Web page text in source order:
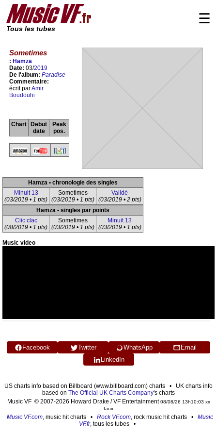
Tous les tubes
☰
Sometimes
: Hamza
Date: 03/2019
De l'album: Paradise
Commentaire:
écrit parAmir
Boudouhi
Chart
Debut
date
Peak
pos.
Hamza • chronologie des singles
Minuit 13
(03/2019 • 1 pts)
Sometimes
(03/2019 • 1 pts)
Validé
(03/2019 • 2 pts)
Hamza • singles par points
Clic clac
(08/2019 • 1 pts)
Sometimes
(03/2019 • 1 pts)
Minuit 13
(03/2019 • 1 pts)
Music video
Facebook Twitter WhatsApp
Email
LinkedIn
US charts info based on Billboard (www.billboard.com) charts • UK charts info
based on The Official UK Charts Company's charts
Music VF © 2007-2026 Howard Drake / VF Entertainment08/08/26 13h10:03 xx
faux
Music VF.com, music hit charts • Rock VF.com, rock music hit charts • Music
VF.fr, tous les tubes •